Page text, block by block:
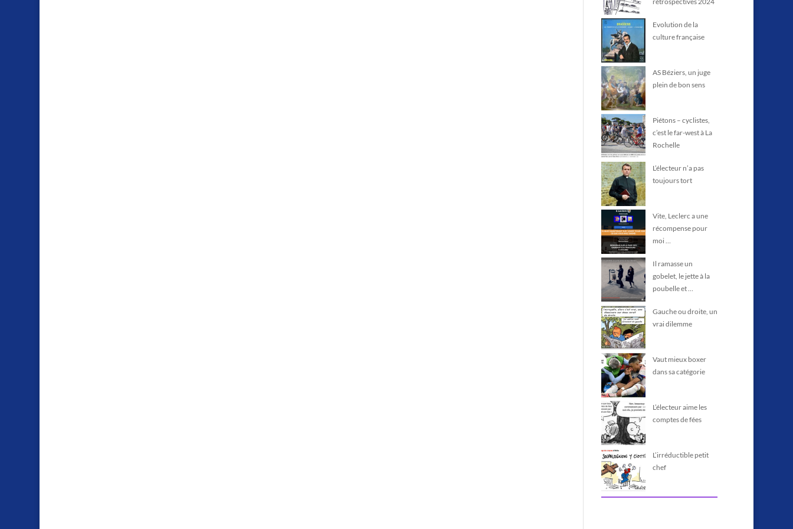
Evolution de la
culture française
AS Béziers, un juge
plein de bon sens
Piétons – cyclistes,
c’est le far-west à La
Rochelle
L’électeur n’a pas
toujours tort
Vite, Leclerc a une
récompense pour
moi …
Il ramasse un
gobelet, le jette à la
poubelle et …
Gauche ou droite, un
vrai dilemme
Vaut mieux boxer
dans sa catégorie
L’électeur aime les
comptes de fées
L’irréductible petit
chef